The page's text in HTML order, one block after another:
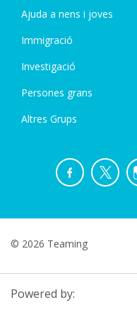
Ajuda a nens i joves
Immigració
Investigació
Persones grans
Altres Grups
© 2026 Teaming
Powered by: